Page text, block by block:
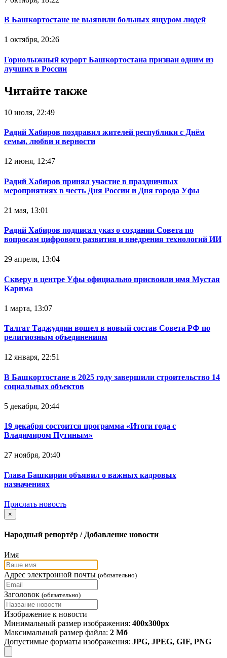
В Башкортостане не выявили больных ящуром людей
1 октября, 20:26
Горнолыжный курорт Башкортостана признан одним из
лучших в России
Читайте также
10 июля, 22:49
Радий Хабиров поздравил жителей республики с Днём
семьи, любви и верности
12 июня, 12:47
Радий Хабиров принял участие в праздничных
мероприятиях в честь Дня России и Дня города Уфы
21 мая, 13:01
Радий Хабиров подписал указ о создании Совета по
вопросам цифрового развития и внедрения технологий ИИ
29 апреля, 13:04
Скверу в центре Уфы официально присвоили имя Мустая
Карима
1 марта, 13:07
Талгат Таджуддин вошел в новый состав Совета РФ по
религиозным объединениям
12 января, 22:51
В Башкортостане в 2025 году завершили строительство 14
социальных объектов
5 декабря, 20:44
19 декабря состоится программа «Итоги года с
Владимиром Путиным»
27 ноября, 20:40
Глава Башкирии объявил о важных кадровых
назначениях
Прислать новость
×
Народный репортёр / Добавление новости
Имя
Адрес электронной почты (обязательно)
Заголовок (обязательно)
Изображение к новости
Минимальный размер изображения: 400х300px
Максимальный размер файла: 2 Мб
Допустимые форматы изображения: JPG, JPEG, GIF, PNG